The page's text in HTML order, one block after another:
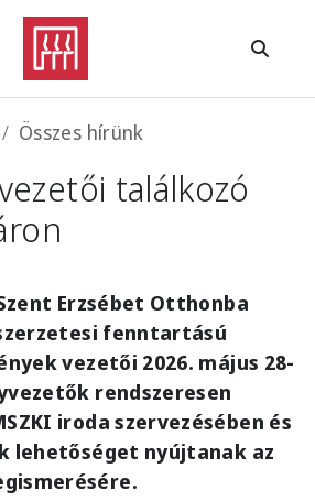
Összes hírünk
találkozó
Erzsébet Otthonba
fenntartású
vezetői 2026. május 28-
rendszeresen
iroda szervezésében és
lehetőséget nyújtanak az